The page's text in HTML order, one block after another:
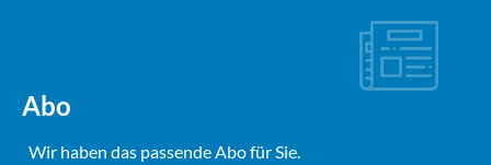
Abo
Wir haben das passende Abo für Sie.